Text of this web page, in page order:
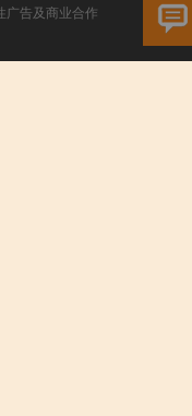
广告及商业合作